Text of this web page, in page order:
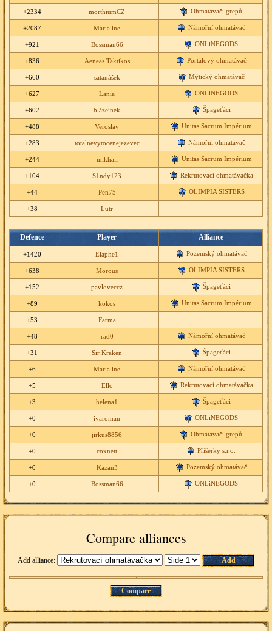
+2334 morthiumCZ Ohmatávači grepů
+2087 Marialine Námořní ohmatávač
+921 Bossman66 ONLiNEGODS
+836 Aeneas Taktikos Portálový ohmatávač
+660 satanášek Mýtický ohmatávač
+627 Lania ONLiNEGODS
+602 blázeínek Špageťáci
+488 Veroslav Unitas Sacrum Impérium
+283 totalnevytocenejezevec Námořní ohmatávač
+244 mikhall Unitas Sacrum Impérium
+104 S1ndy123 Rekrutovací ohmatávačka
+44 Pen75 OLIMPIA SISTERS
+38 Lutr
Defence Player Alliance
+1420 Elaphe1 Pozemský ohmatávač
+638 Morous OLIMPIA SISTERS
+152 pavloveccz Špageťáci
+89 kokos Unitas Sacrum Impérium
+53 Farma
+48 rad0 Námořní ohmatávač
+31 Sir Kraken Špageťáci
+6 Marialine Námořní ohmatávač
+5 Ello Rekrutovací ohmatávačka
+3 helena1 Špageťáci
+0 ivaroman ONLiNEGODS
+0 jirkus8856 Ohmatávači grepů
+0 coxnett Příšerky s.r.o.
+0 Kazan3 Pozemský ohmatávač
+0 Bossman66 ONLiNEGODS
Compare alliances
Add alliance: Add
Compare